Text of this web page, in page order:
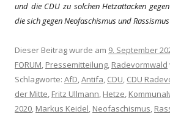
und die CDU zu solchen Hetzattacken
die sich gegen Neofaschismus und
Dieser Beitrag wurde am 9. September
FORUM, Pressemitteilung, Radevormwald
Schlagworte: AfD,Antifa, CDU, CDU
der Mitte, Fritz Ullmann, Hetze,
2020, Markus Keidel, Neofaschismus,